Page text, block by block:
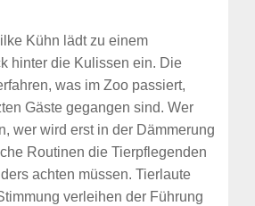
Kühn lädt zu einem
hinter die Kulissen ein. Die
was im Zoo passiert,
Gäste gegangen sind. Wer
wer wird erst in der Dämmerung
Routinen die Tierpflegenden
achten müssen. Tierlaute
verleihen der Führung